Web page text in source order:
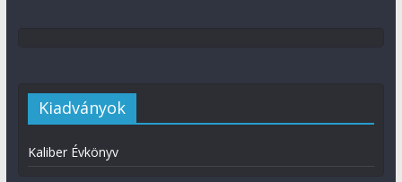
Kiadványok
Kaliber Évkönyv